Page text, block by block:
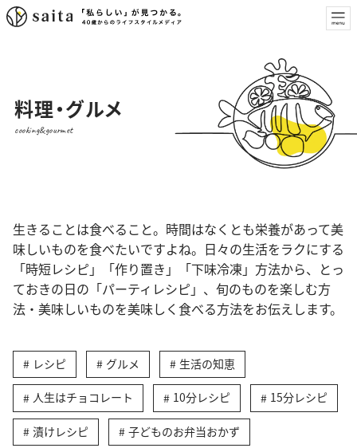
料理・グルメ
cooking&gourmet
生きることは食べること。時間はなくとも栄養があって美
味しいものを食べたいですよね。日々の生活をラクにする
「時短レシピ」「作り置き」「下味冷凍」方法から、とっ
ておきの日の「パーティレシピ」、旬のものを楽しむ方
法・美味しいものを美味しく食べる方法をお伝えします。
レシピ グルメ 生活の知恵
人生はチョコレート 10分レシピ 15分レシピ
漬けレシピ 子どものお弁当おかず